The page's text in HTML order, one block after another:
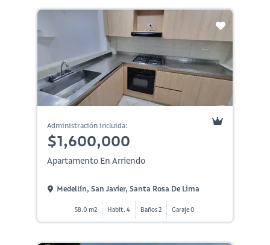
Administración incluida:
$1,600,000
Apartamento En Arriendo
Medellín, San Javier, Santa Rosa De Lima
58.0 m2 Habit. 4 Baños 2 Garaje 0